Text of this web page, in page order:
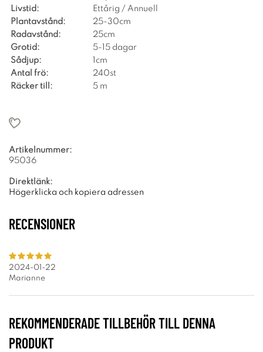
Livstid:
Ettårig / Annuell
Plantavstånd:
25-30cm
Radavstånd:
25cm
Grotid:
5-15 dagar
Sådjup:
1cm
Antal frö:
240st
Räcker till:
5 m
Artikelnummer:
95036
Direktlänk:
Högerklicka och kopiera adressen
RECENSIONER
2024-01-22
Marianne
REKOMMENDERADE TILLBEHÖR TILL DENNA
PRODUKT